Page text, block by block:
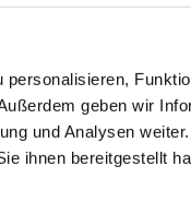
geben wir
und Analysen
ihnen bereitgestellt